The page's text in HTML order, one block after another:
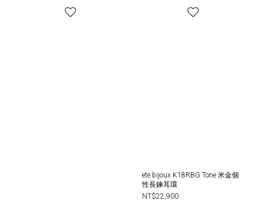
ete bijoux K18RBG Tone 米金個
性長鍊耳環
NT$22,900